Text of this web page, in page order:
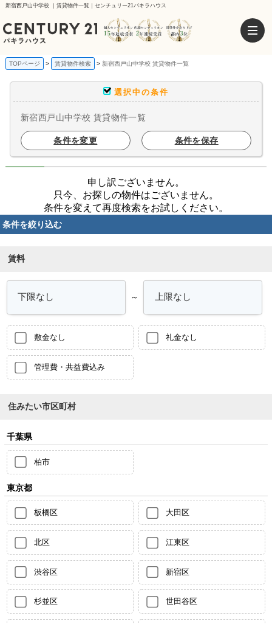
新宿西戸山中学校 ｜賃貸物件一覧｜センチュリー21パキラハウス
TOPページ 賃貸物件検索 新宿西戸山中学校 賃貸物件一覧
選択中の条件
新宿西戸山中学校 賃貸物件一覧
条件を変更 条件を保存
申し訳ございません。
只今、お探しの物件はございません。
条件を変えて再度検索をお試しください。
条件を絞り込む
賃料
～
敷金なし 礼金なし
管理費・共益費込み
住みたい市区町村
千葉県
柏市
東京都
板橋区 大田区
北区 江東区
渋谷区 新宿区
杉並区 世田谷区